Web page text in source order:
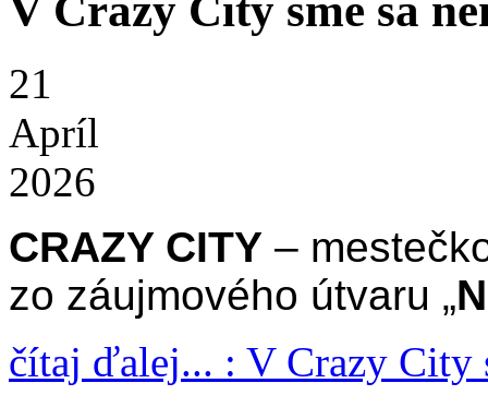
V Crazy City sme sa
21
Apríl
2026
CRAZY CITY –
zo záujmového útvaru „
čítaj ďalej... : V Crazy City